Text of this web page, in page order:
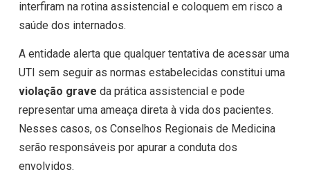
interfiram na rotina assistencial e coloquem em risco a
saúde dos internados.
A entidade alerta que qualquer tentativa de acessar uma
UTI sem seguir as normas estabelecidas constitui uma
violação grave da prática assistencial e pode
representar uma ameaça direta à vida dos pacientes.
Nesses casos, os Conselhos Regionais de Medicina
serão responsáveis por apurar a conduta dos
envolvidos.